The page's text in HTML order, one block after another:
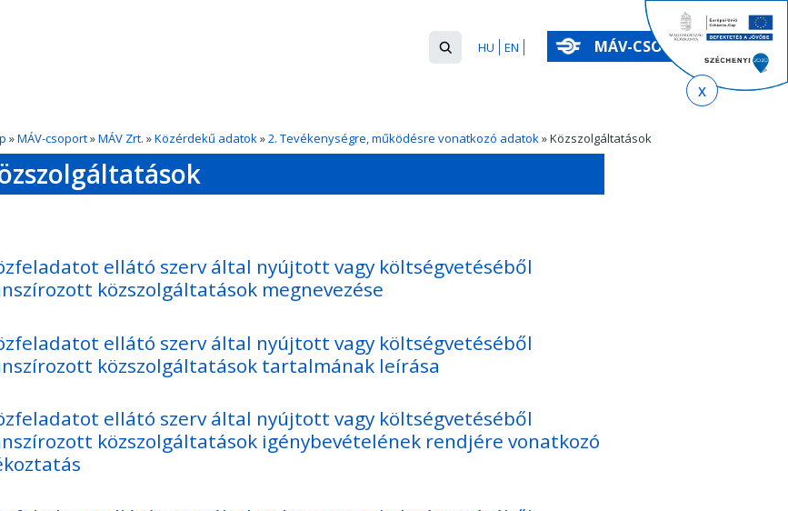
EN
HU
Keresés
űrlap
Keresés
MÁV-CSOPORT
»MÁV-csoport»MÁV Zrt. »Közérdekű adatok»2. Tevékenységre, működésre vonatkozó adatok» Közszolgáltatások
ellátó szerv által nyújtott vagy költségvetéséből
közszolgáltatások megnevezése
ellátó szerv által nyújtott vagy költségvetéséből
közszolgáltatások tartalmának leírása
ellátó szerv által nyújtott vagy költségvetéséből
közszolgáltatások igénybevételének rendjére vonatkozó